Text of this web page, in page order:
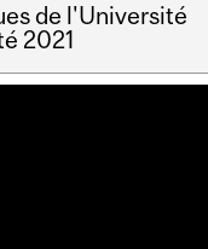
de l'Université
2021